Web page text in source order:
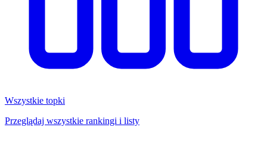
Wszystkie topki
Przeglądaj wszystkie rankingi i listy